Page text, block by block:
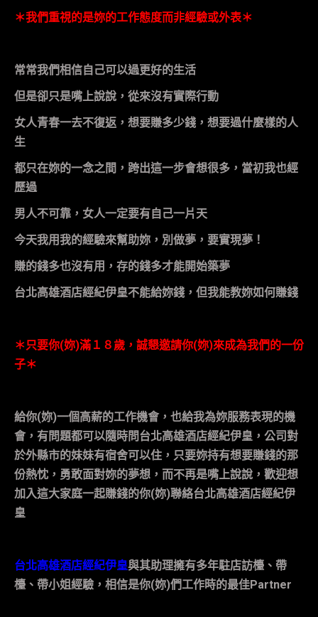
＊我們重視的是妳的工作態度而非經驗或外表＊
常常我們相信自己可以過更好的生活
但是卻只是嘴上說說，從來沒有實際行動
女人青春一去不復返，想要賺多少錢，想要過什麼樣的人
生
都只在妳的一念之間，跨出這一步會想很多，當初我也經
歷過
男人不可靠，女人一定要有自己一片天
今天我用我的經驗來幫助妳，別做夢，要實現夢！
賺的錢多也沒有用，存的錢多才能開始築夢
台北高雄酒店經紀伊皇不能給妳錢，但我能教妳如何賺錢
＊只要你(妳)滿１８歲，誠懇邀請你(妳)來成為我們的一份
子＊
給你(妳)一個高薪的工作機會，也給我為妳服務表現的機
會，有問題都可以隨時問台北高雄酒店經紀伊皇，公司對
於外縣市的妹妹有宿舍可以住，只要妳持有想要賺錢的那
份熱忱，勇敢面對妳的夢想，而不再是嘴上說說，歡迎想
加入這大家庭一起賺錢的你(妳)聯絡台北高雄酒店經紀伊
皇
台北高雄酒店經紀伊皇與其助理擁有多年駐店訪檯、帶
檯、帶小姐經驗，相信是你(妳)們工作時的最佳Partner